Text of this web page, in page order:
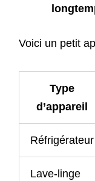
Voici un petit
Type
d’appareil
Réfrigérateur
Lave-linge